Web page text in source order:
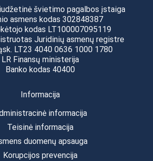
švietimo pagalbos įstaiga
asmens kodas 302848387
kodas LT100007095119
Juridinių asmenų registre
LT23 4040 0636 1000 1780
LR Finansų ministerija
Banko kodas 40400
Informacija
informacija
Teisinė informacija
duomenų apsauga
Korupcijos prevencija